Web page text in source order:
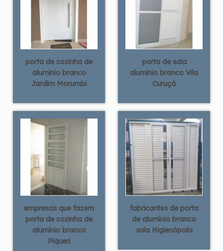
porta de cozinha de
alumínio branco
Jardim Morumbi
porta de sala
alumínio branco Vila
Curuçá
empresas que fazem
porta de cozinha de
alumínio branco
Piqueri
fabricantes de porta
de alumínio branco
sala Higienópolis